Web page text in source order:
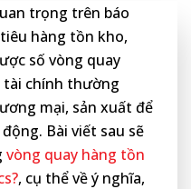
trọng trên báo
hàng tồn kho,
số vòng quay
tài chính thường
mại, sản xuất để
Bài viết sau sẽ
vòng quay hàng tồn
, cụ thể về ý nghĩa,